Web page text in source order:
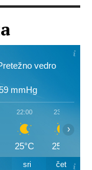
vedro
mmHg
22:00
25°C
23:00
25°C
›
sri čet